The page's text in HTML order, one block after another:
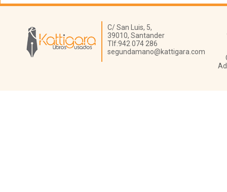
Librería Kattigara
C/ San Luis, 5,
39010, Santander
Tlf:942 074 286
segundamano@kattigara.com